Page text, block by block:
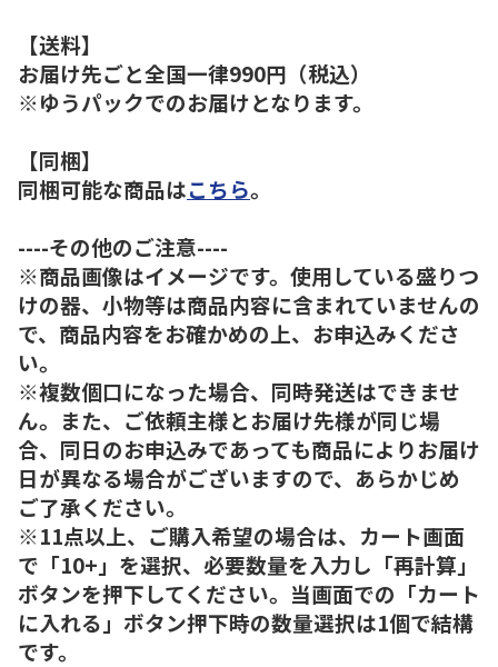
【送料】
お届け先ごと全国一律990円（税込）
※ゆうパックでのお届けとなります。
【同梱】
同梱可能な商品はこちら。
----その他のご注意----
※商品画像はイメージです。使用している盛りつ
けの器、小物等は商品内容に含まれていませんの
で、商品内容をお確かめの上、お申込みくださ
い。
※複数個口になった場合、同時発送はできませ
ん。また、ご依頼主様とお届け先様が同じ場
合、同日のお申込みであっても商品によりお届け
日が異なる場合がございますので、あらかじめ
ご了承ください。
※11点以上、ご購入希望の場合は、カート画面
で「10+」を選択、必要数量を入力し「再計算」
ボタンを押下してください。当画面での「カート
に入れる」ボタン押下時の数量選択は1個で結構
です。